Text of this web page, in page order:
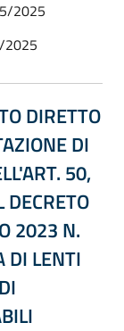
2025
DIRETTO
DI
50,
2023 N.
DI LENTI